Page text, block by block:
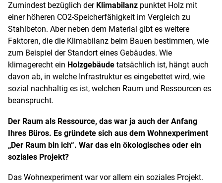
Zumindest bezüglich der Klimabilanz punktet Holz mit
einer höheren CO2-Speicherfähigkeit im Vergleich zu
Stahlbeton. Aber neben dem Material gibt es weitere
Faktoren, die die Klimabilanz beim Bauen bestimmen, wie
zum Beispiel der Standort eines Gebäudes. Wie
klimagerecht ein Holzgebäude tatsächlich ist, hängt auch
davon ab, in welche Infrastruktur es eingebettet wird, wie
sozial nachhaltig es ist, welchen Raum und Ressourcen es
beansprucht.
Der Raum als Ressource, das war ja auch der Anfang
Ihres Büros. Es gründete sich aus dem Wohnexperiment
„Der Raum bin ich“. War das ein ökologisches oder ein
soziales Projekt?
Das Wohnexperiment war vor allem ein soziales Projekt.